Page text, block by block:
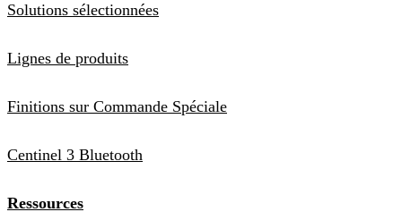
Solutions sélectionnées
Lignes de produits
Finitions sur Commande Spéciale
Centinel 3 Bluetooth
Ressources